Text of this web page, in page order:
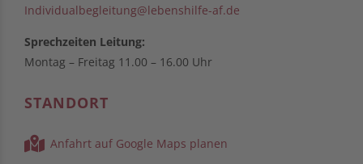
Individualbegleitung@lebenshilfe-af.de
Sprechzeiten Leitung:
Montag – Freitag 11.00 – 16.00 Uhr
STANDORT
Anfahrt auf Google Maps planen